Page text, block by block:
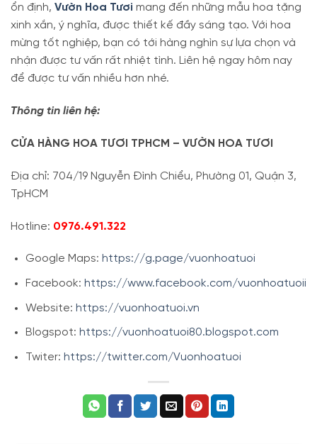
ổn định, Vườn Hoa Tươi mang đến những mẫu hoa tặng
xinh xắn, ý nghĩa, được thiết kế đầy sáng tạo. Với hoa
mừng tốt nghiệp, bạn có tới hàng nghìn sự lựa chọn và
nhận được tư vấn rất nhiệt tình. Liên hệ ngay hôm nay
để được tư vấn nhiều hơn nhé.
Thông tin liên hệ:
CỬA HÀNG HOA TƯƠI TPHCM – VƯỜN HOA TƯƠI
Địa chỉ: 704/19 Nguyễn Đình Chiểu, Phường 01, Quận 3,
TpHCM
Hotline: 0976.491.322
Google Maps: https://g.page/vuonhoatuoi
Facebook: https://www.facebook.com/vuonhoatuoii
Website: https://vuonhoatuoi.vn
Blogspot: https://vuonhoatuoi80.blogspot.com
Twiter: https://twitter.com/Vuonhoatuoi